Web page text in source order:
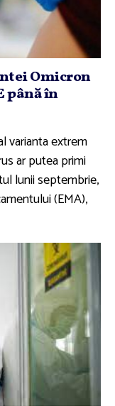
Omicron
până în
varianta extrem
ar putea primi
lunii septembrie,
(EMA),